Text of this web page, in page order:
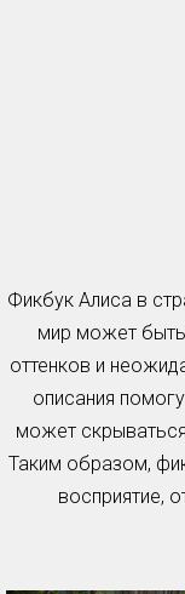
Фикбук Алиса в
мир может
оттенков и
описания
может
Таким образом,
восприятие,